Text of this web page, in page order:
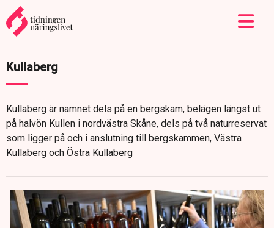
Kullaberg
Kullaberg är namnet dels på en bergskam, belägen längst ut
på halvön Kullen i nordvästra Skåne, dels på två naturreservat
som ligger på och i anslutning till bergskammen, Västra
Kullaberg och Östra Kullaberg